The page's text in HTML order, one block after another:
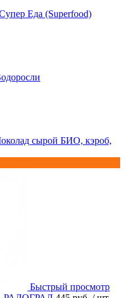
Еда (Superfood)
сырой БИО, кэроб,
Быстрый просмотр